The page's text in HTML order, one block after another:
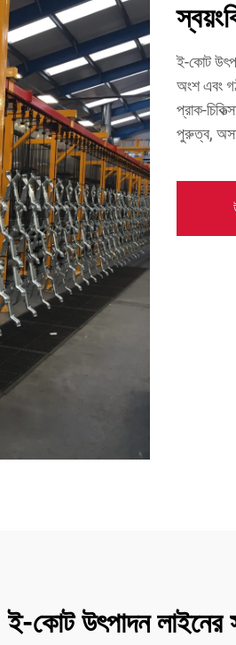
ই-কোট
অংশ এবং
প্রাক-
পুরুত্ব,
ই-কোট উৎপাদন লাইনের